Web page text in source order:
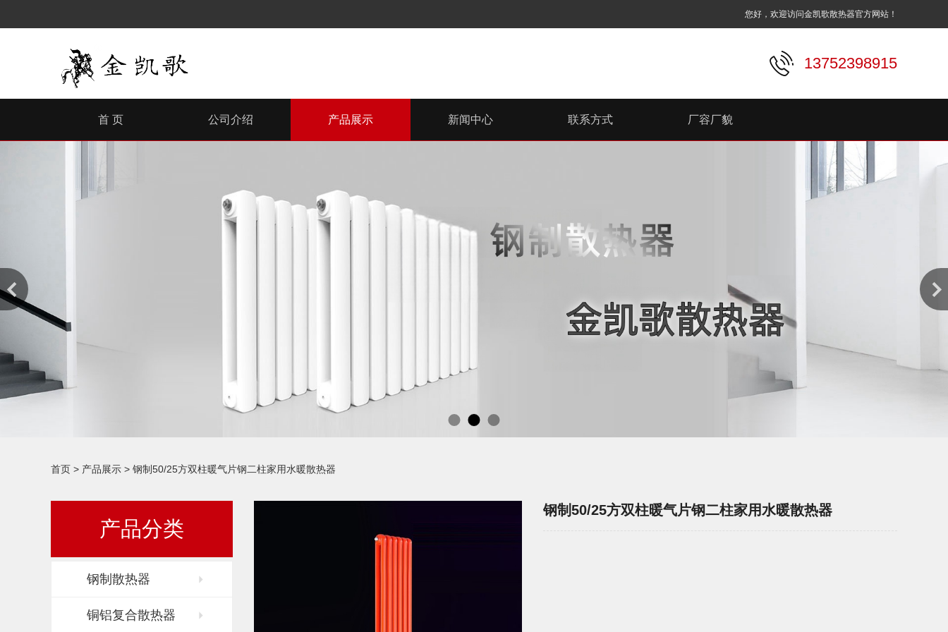
您好，欢迎访问金凯歌散热器官方网站！
13752398915
首 页 公司介绍 产品展示 新闻中心 联系方式 厂容厂貌
首页 > 产品展示 > 钢制50/25方双柱暖气片钢二柱家用水暖散热器
产品分类
钢制散热器
铜铝复合散热器
钢制50/25方双柱暖气片钢二柱家用水暖散热器